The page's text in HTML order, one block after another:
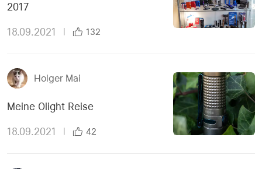
2017
18.09.2021 132
Holger Mai
Meine Olight Reise
18.09.2021 42